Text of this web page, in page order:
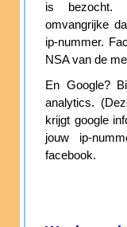
is bezocht.
omvangrijke
ip-nummer.
NSA van de
En Google?
analytics.
krijgt google
jouw ip-
facebook.